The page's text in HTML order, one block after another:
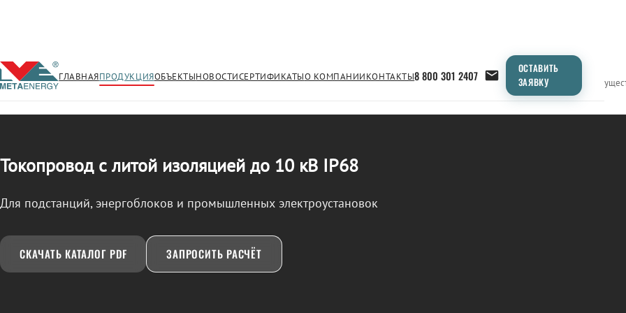
ГЛАВНАЯПРОДУКЦИЯОБЪЕКТЫНОВОСТИСЕРТИФИКАТЫО КОМПАНИИКОНТАКТЫ8 800 301 2407
ОСТАВИТЬ
ЗАЯВКУ
← Продукция/ТОКОПРОВОД Применение Продукция ТипоразмерыСравнение
Токопровод с литой изоляцией до 10 кВ IP68
Для подстанций, энергоблоков и промышленных электроустановок
СКАЧАТЬ КАТАЛОГ PDF ЗАПРОСИТЬ РАСЧЁТ